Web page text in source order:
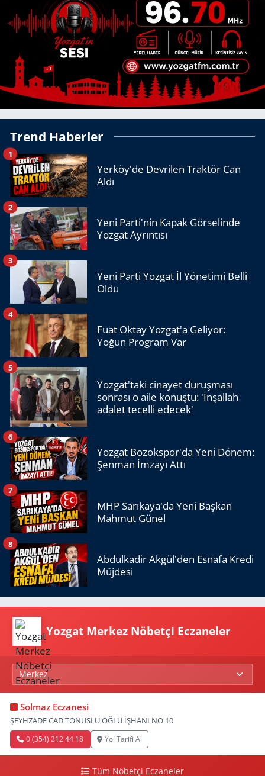
Trend Haberler
Yerköy'de Devrilen Traktör Can
Aldı
1
Yeni Parti'nin Kapak Görselinde
Yozgat Ayrıntısı
2
Yeni Parti Yozgat İl Yönetimi Belli
Oldu
3
Fuat Oktay Yozgat'a Geliyor:
Yoğun Program Var
4
Yozgat'taki cinayet duruşması
sonrası o aile konuştu: 'İnşallah
adalet tecelli edecek'
5
Yozgat Bozokspor'da Yeni Dönem:
Şenman İmzayı Attı
6
MHP Sarıkaya'da Yeni Başkan
Mahmut Günel
7
Abdulkadir Akgül'den Esnafa Kredi
Müjdesi
8
Yozgat Merkez Nöbetçi Eczaneler
Solmaz Eczanesi
ŞEYHZADE CAD TONUSLU OĞLU İŞHANI NO 10
0 (354) 212 44 18 Yol Tarifi Al
Tüm Nöbetçi Eczaneler